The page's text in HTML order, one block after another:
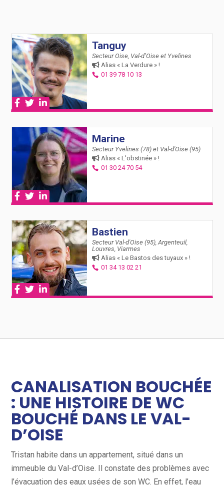
Tanguy
Secteur Oise, Val-d’Oise et Yvelines
Alias « La Verdure » !
01 39 78 10 13
Marine
Secteur Yvelines (78) et Val-d'Oise (95)
Alias « L'obstinée » !
01 30 24 70 54
Bastien
Secteur Val-d'Oise (95), Argenteuil,
Louvres, Viarmes
Alias « Le Bastos des tuyaux » !
01 34 13 02 21
CANALISATION BOUCHÉE
: UNE HISTOIRE DE WC
BOUCHÉ DANS LE VAL-
D’OISE
Tristan habite dans un appartement, situé dans un
immeuble du Val-d’Oise. Il constate des problèmes avec
l’évacuation des eaux usées de son WC. En effet, l’eau